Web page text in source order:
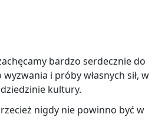
bardzo serdecznie do
i próby własnych sił, w
kultury.
nigdy nie powinno być w